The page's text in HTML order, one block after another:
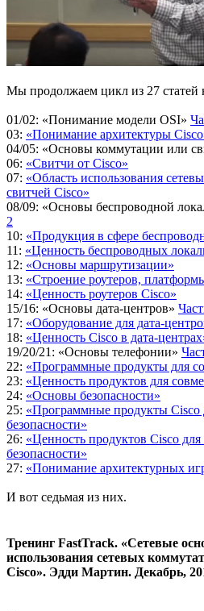
Мы продолжаем цикл из 27 статей
01/02: «Понимание модели OSI»
03: «Понимание архитектуры
04/05: «Основы коммутации или
06: «Свитчи от Cisco»
07: «Область использования
свитчей Cisco»
08/09: «Основы беспроводной
2
10: «Продукция в сфере
11: «Ценность беспроводных
12: «Основы маршрутизации»
13: «Строение роутеров,
14: «Ценность роутеров Cisco»
15/16: «Основы дата-центров»
17: «Оборудование для дата-
18: «Ценность Cisco в дата-
19/20/21: «Основы телефонии»
22: «Программные продукты для
23: «Ценность продуктов для
24: «Основы безопасности»
25: «Программные продукты Cisco
безопасности»
26: «Ценность продуктов Cisco для
безопасности»
27: «Понимание архитектурных
И вот седьмая из них.
Тренинг FastTrack. «Сетевые
использования сетевых
Cisco». Эдди Мартин. Декабрь,